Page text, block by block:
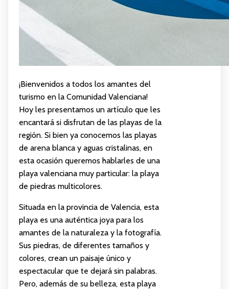
¡Bienvenidos a todos los amantes del
turismo en la Comunidad Valenciana!
Hoy les presentamos un artículo que les
encantará si disfrutan de las playas de la
región. Si bien ya conocemos las playas
de arena blanca y aguas cristalinas, en
esta ocasión queremos hablarles de una
playa valenciana muy particular: la playa
de piedras multicolores.
Situada en la provincia de Valencia, esta
playa es una auténtica joya para los
amantes de la naturaleza y la fotografía.
Sus piedras, de diferentes tamaños y
colores, crean un paisaje único y
espectacular que te dejará sin palabras.
Pero, además de su belleza, esta playa